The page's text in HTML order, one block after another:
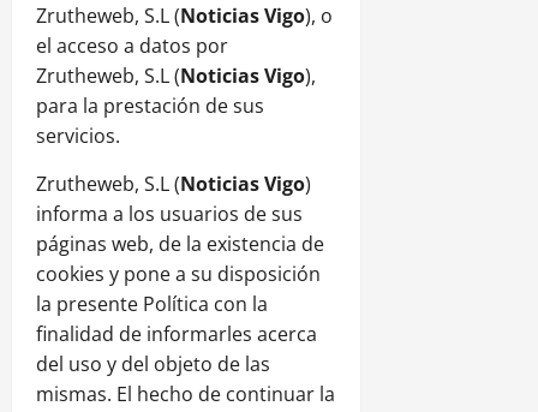
Zrutheweb, S.L (NoticiasVigo), o
el acceso a datos por
Zrutheweb, S.L (NoticiasVigo),
para la prestación de sus
servicios.
Zrutheweb, S.L (NoticiasVigo)
informa a los usuarios de sus
páginas web, de la existencia de
cookies y pone a su disposición
la presente Política con la
finalidad de informarles acerca
del uso y del objeto de las
mismas. El hecho de continuar la